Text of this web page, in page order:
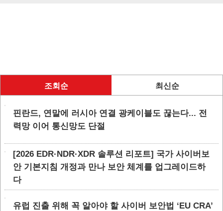
조회순 최신순
핀란드, 연말에 러시아 연결 광케이블도 끊는다... 전
력망 이어 통신망도 단절
[2026 EDR·NDR·XDR 솔루션 리포트] 국가 사이버보
안 기본지침 개정과 만나 보안 체계를 업그레이드하
다
유럽 진출 위해 꼭 알아야 할 사이버 보안법 ‘EU CRA’